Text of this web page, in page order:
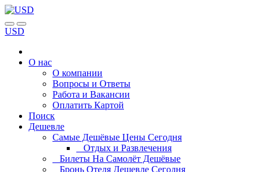
USD
О нас
О компании
Вопросы и Ответы
Работа и Вакансии
Оплатить Картой
Поиск
Дешевле
Самые Дешёвые Цены Сегодня
Отдых и Развлечения
Билеты На Самолёт Дешёвые
Бронь Отеля Дешевле Сегодня